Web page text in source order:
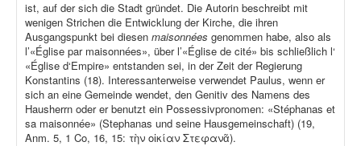
ist, auf der sich die Stadt gründet. Die Autorin beschreibt mit
wenigen Strichen die Entwicklung der Kirche, die ihren
Ausgangspunkt bei diesen maisonnées genommen habe, also als
l’«Église par maisonnées», über l’«Église de cité» bis schließlich l‘
«Église d‘Empire» entstanden sei, in der Zeit der Regierung
Konstantins (18). Interessanterweise verwendet Paulus, wenn er
sich an eine Gemeinde wendet, den Genitiv des Namens des
Hausherrn oder er benutzt ein Possessivpronomen: «Stéphanas et
sa maisonnée» (Stephanas und seine Hausgemeinschaft) (19,
Anm. 5, 1 Co, 16, 15: τὴν οἰκίαν Στεφανᾶ).